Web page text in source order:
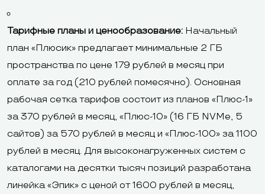
Тарифные планы и ценообразование: Начальный
план «Плюсик» предлагает минимальные 2 ГБ
пространства по цене 179 рублей в месяц при
оплате за год (210 рублей помесячно). Основная
рабочая сетка тарифов состоит из планов «Плюс-1»
за 370 рублей в месяц, «Плюс-10» (16 ГБ NVMe, 5
сайтов) за 570 рублей в месяц и «Плюс-100» за 1100
рублей в месяц. Для высоконагруженных систем с
каталогами на десятки тысяч позиций разработана
линейка «Эпик» с ценой от 1600 рублей в месяц,